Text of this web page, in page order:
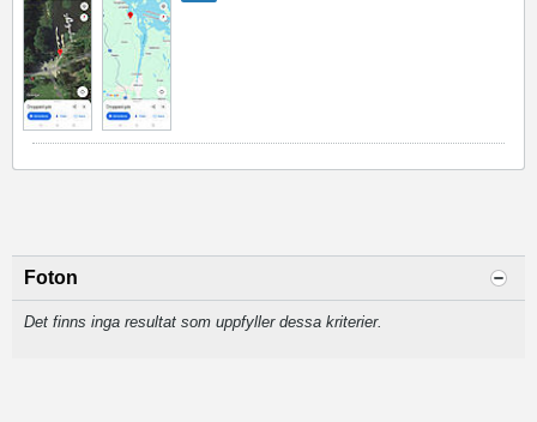
Foton
Det finns inga resultat som uppfyller dessa kriterier.